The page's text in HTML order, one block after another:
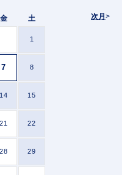
次月 >
金 土
1
7 8
14 15
21 22
28 29